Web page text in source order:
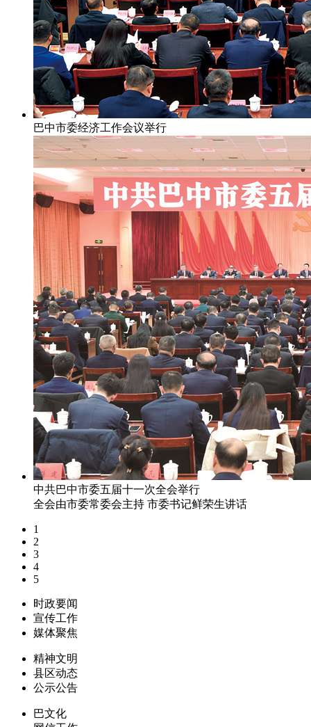
巴中市委经济工作会议举行
中共巴中市委五届十一次全会举行
全会由市委常委会主持 市委书记鲜荣生讲话
1
2
3
4
5
时政要闻
宣传工作
媒体聚焦
精神文明
县区动态
公示公告
巴文化